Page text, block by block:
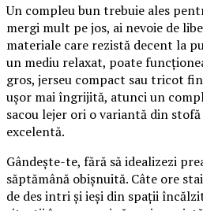
Un compleu bun trebuie ales
mergi mult pe jos, ai nevoie de
materiale care rezistă decent la
un mediu relaxat, poate
gros, jerseu compact sau tricot
ușor mai îngrijită, atunci un
sacou lejer ori o variantă din
excelentă.
Gândește-te, fără să idealizezi
săptămână obișnuită. Câte ore
de des intri și ieși din spații